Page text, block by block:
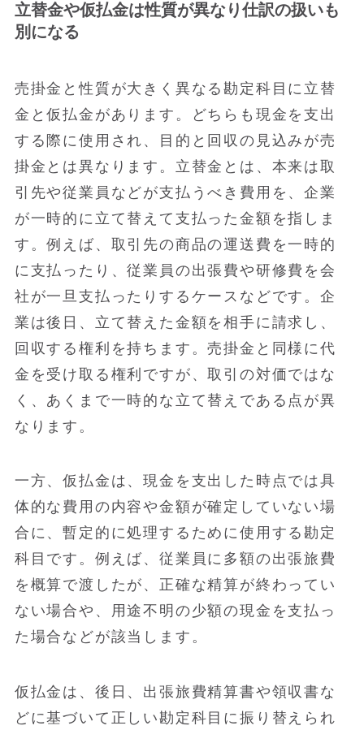
立替金や仮払金は性質が異なり仕訳の扱いも
別になる
売掛金と性質が大きく異なる勘定科目に立替
金と仮払金があります。どちらも現金を支出
する際に使用され、目的と回収の見込みが売
掛金とは異なります。立替金とは、本来は取
引先や従業員などが支払うべき費用を、企業
が一時的に立て替えて支払った金額を指しま
す。例えば、取引先の商品の運送費を一時的
に支払ったり、従業員の出張費や研修費を会
社が一旦支払ったりするケースなどです。企
業は後日、立て替えた金額を相手に請求し、
回収する権利を持ちます。売掛金と同様に代
金を受け取る権利ですが、取引の対価ではな
く、あくまで一時的な立て替えである点が異
なります。
一方、仮払金は、現金を支出した時点では具
体的な費用の内容や金額が確定していない場
合に、暫定的に処理するために使用する勘定
科目です。例えば、従業員に多額の出張旅費
を概算で渡したが、正確な精算が終わってい
ない場合や、用途不明の少額の現金を支払っ
た場合などが該当します。
仮払金は、後日、出張旅費精算書や領収書な
どに基づいて正しい勘定科目に振り替えられ